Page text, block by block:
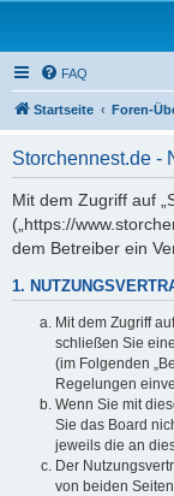
FAQ
Startseite Foren-
Storchennest.de -
Mit dem Zugriff auf
(„https://
dem Betreiber ein
1.
Mit dem Zugriff
schließen Sie
(im Folgenden
Regelungen
Wenn Sie mit
Sie das Board
jeweils die an
Der
von beiden